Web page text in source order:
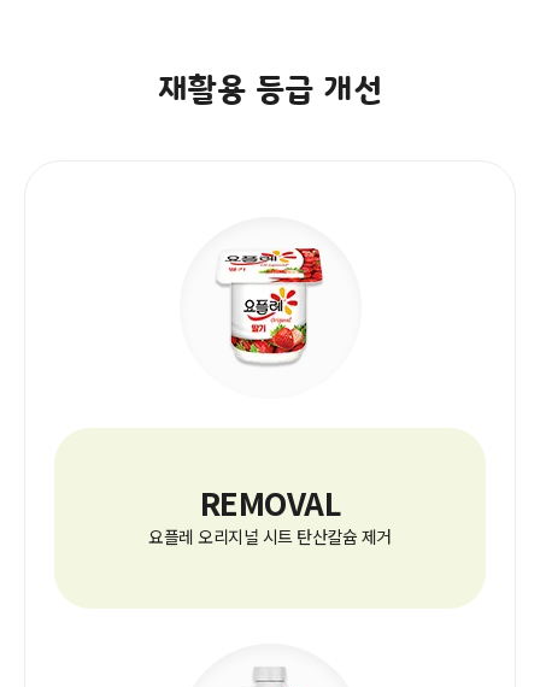
재활용 등급 개선
REMOVAL
요플레 오리지널 시트 탄산칼슘 제거